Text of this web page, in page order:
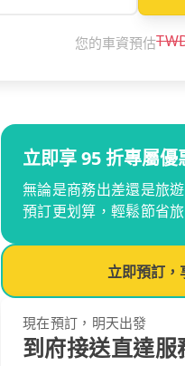
您的車資預估
立即享 95 折專屬優
無論是商務出差還是旅
預訂更划算，輕鬆節省旅
立即預訂，
現在預訂，明天出發
到府接送直達服